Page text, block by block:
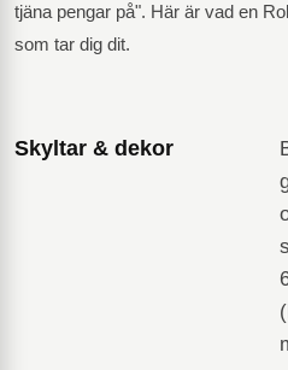
tjäna pengar på". Här är vad en
som tar dig dit.
Skyltar & dekor